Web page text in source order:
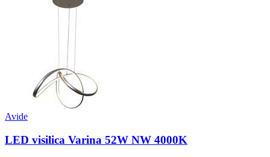
Avide
LED visilica Varina 52W NW 4000K